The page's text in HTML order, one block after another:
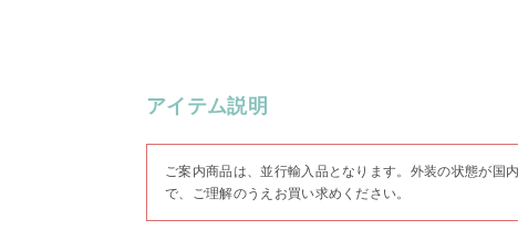
アイテム説明
ご案内商品は、並行輸入品となります。外装の状態が国
で、ご理解のうえお買い求めください。